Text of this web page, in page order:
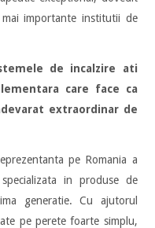
importante institutii de
de incalzire ati
care face ca
extraordinar de
pe Romania a
in produse de
generatie. Cu ajutorul
pe perete foarte simplu,